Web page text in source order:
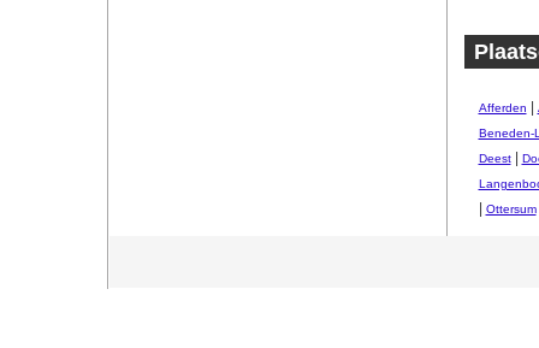
Afferden
Beneden-
Deest|
Ottersum